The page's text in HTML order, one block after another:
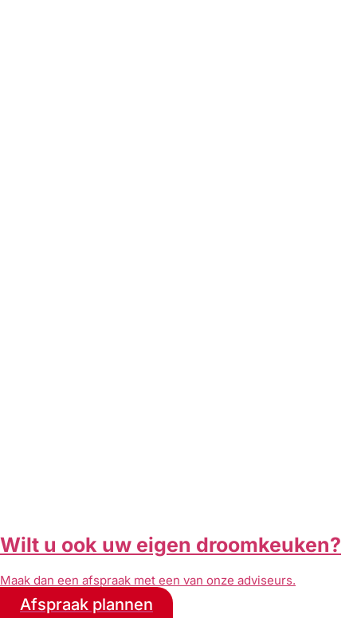
Wilt u ook uw eigen droomkeuken?
Maak dan een afspraak met een van onze adviseurs.
Afspraak plannen